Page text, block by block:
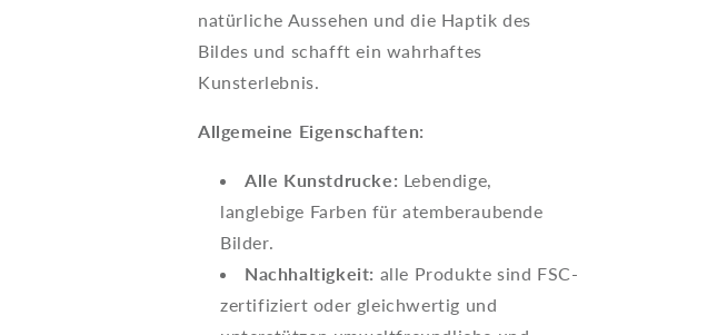
natürliche Aussehen und die Haptik des
Bildes und schafft ein wahrhaftes
Kunsterlebnis.
Allgemeine Eigenschaften:
Alle Kunstdrucke: Lebendige,
langlebige Farben für atemberaubende
Bilder.
Nachhaltigkeit: alle Produkte sind FSC-
zertifiziert oder gleichwertig und